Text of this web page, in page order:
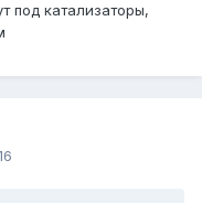
под катализаторы,